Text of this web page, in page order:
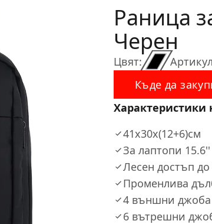
Цвят:
Раница
Черен
Къде да
Характеристики
41x30x(12+6)см
За лаптопи 15.6''
Лесен достъп до
Променлива
4 външни джоба
6 вътрешни